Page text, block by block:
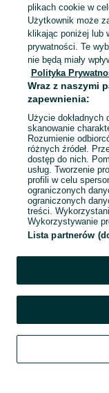
Mapa kategorii
Mapa miejscowości
Mapa ministron
Szukaj
plikach cookie w
Użytkownik może
klikając poniżej lub
prywatności. Te
nie będą miały
Polityka
Wraz z naszymi
zapewnienia:
Użycie
skanowanie
Rozumienie
różnych źródeł.
dostęp do nich.
usług. Tworzenie
profili w celu
ograniczonych
ograniczonych
treści.
Wykorzystywanie
Lista partnerów